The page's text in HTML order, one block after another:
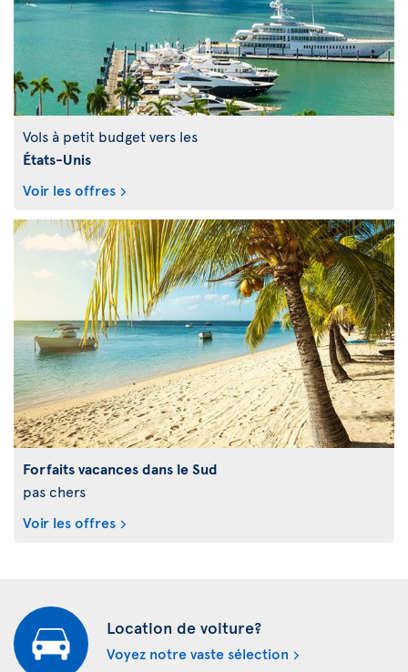
Vols à petit budget vers les
États-Unis
Voir les offres
Forfaits vacances dans le Sud
pas chers
Voir les offres
Location de voiture?
Voyez notre vaste sélection